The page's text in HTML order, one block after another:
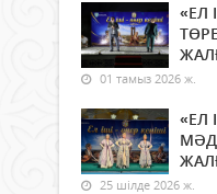
«ЕЛ
01 тамыз 2026 ж.
«ЕЛ
25 шілде 2026 ж.